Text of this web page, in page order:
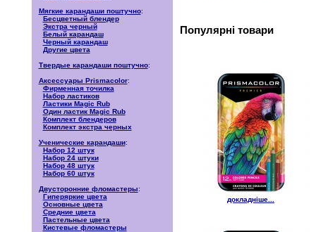
Мягкие карандаши поштучно:
Бесцветный блендер
Экстра черный
Белый карандаш
Черный карандаш
Другие цвета
Твердые карандаши поштучно:
Аксессуары Prismacolor:
Фирменная точилка
Набор ластиков
Ластики Magic Rub
Один ластик Magic Rub
Комплект блендеров
Комплект экстра черных
Ученические карандаши:
Набор 12 штук
Набор 24 штуки
Набор 48 штук
Набор 60 штук
Двусторонние фломастеры:
Гиперяркие цвета
Основные цвета
Средние цвета
Пастельные цвета
Кистевые фломастеры
Популярні товари
докладніше...